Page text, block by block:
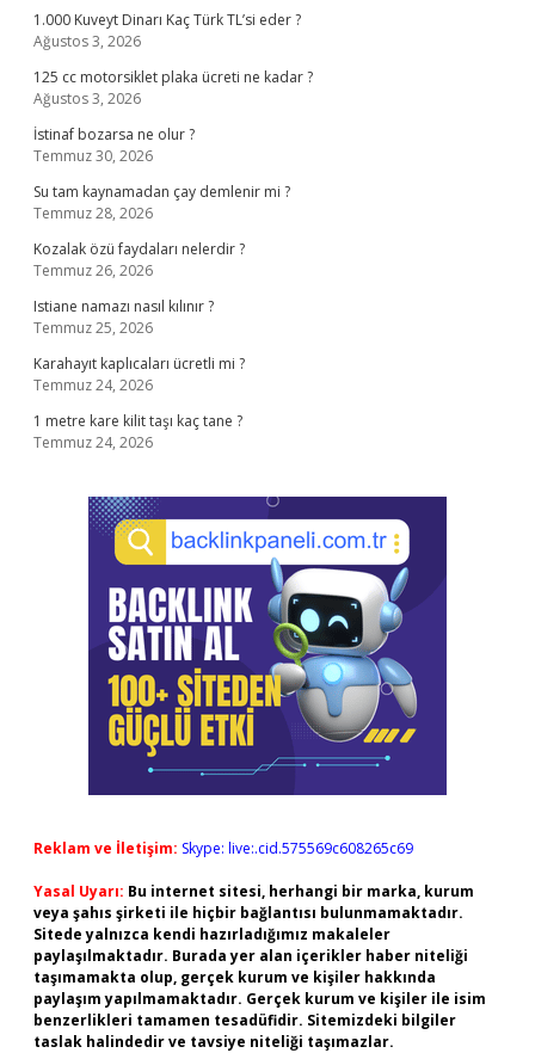
1.000 Kuveyt Dinarı Kaç Türk TL’si eder ?
Ağustos 3, 2026
125 cc motorsiklet plaka ücreti ne kadar ?
Ağustos 3, 2026
İstinaf bozarsa ne olur ?
Temmuz 30, 2026
Su tam kaynamadan çay demlenir mi ?
Temmuz 28, 2026
Kozalak özü faydaları nelerdir ?
Temmuz 26, 2026
Istiane namazı nasıl kılınır ?
Temmuz 25, 2026
Karahayıt kaplıcaları ücretli mi ?
Temmuz 24, 2026
1 metre kare kilit taşı kaç tane ?
Temmuz 24, 2026
Reklam ve İletişim: Skype: live:.cid.575569c608265c69
Yasal Uyarı: Bu internet sitesi, herhangi bir marka, kurum
veya şahıs şirketi ile hiçbir bağlantısı bulunmamaktadır.
Sitede yalnızca kendi hazırladığımız makaleler
paylaşılmaktadır. Burada yer alan içerikler haber niteliği
taşımamakta olup, gerçek kurum ve kişiler hakkında
paylaşım yapılmamaktadır. Gerçek kurum ve kişiler ile isim
benzerlikleri tamamen tesadüfidir. Sitemizdeki bilgiler
taslak halindedir ve tavsiye niteliği taşımazlar.